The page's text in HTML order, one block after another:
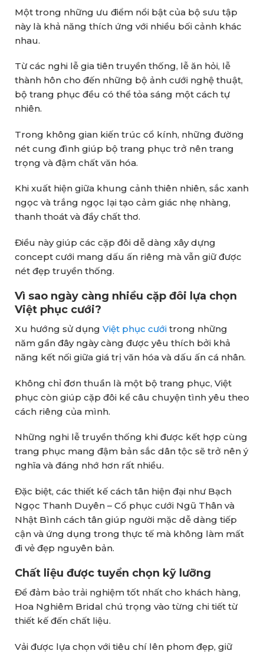
Một trong những ưu điểm nổi bật của bộ sưu tập
này là khả năng thích ứng với nhiều bối cảnh khác
nhau.
Từ các nghi lễ gia tiên truyền thống, lễ ăn hỏi, lễ
thành hôn cho đến những bộ ảnh cưới nghệ thuật,
bộ trang phục đều có thể tỏa sáng một cách tự
nhiên.
Trong không gian kiến trúc cổ kính, những đường
nét cung đình giúp bộ trang phục trở nên trang
trọng và đậm chất văn hóa.
Khi xuất hiện giữa khung cảnh thiên nhiên, sắc xanh
ngọc và trắng ngọc lại tạo cảm giác nhẹ nhàng,
thanh thoát và đầy chất thơ.
Điều này giúp các cặp đôi dễ dàng xây dựng
concept cưới mang dấu ấn riêng mà vẫn giữ được
nét đẹp truyền thống.
Vì sao ngày càng nhiều cặp đôi lựa chọn
Việt phục cưới?
Xu hướng sử dụng Việt phục cưới trong những
năm gần đây ngày càng được yêu thích bởi khả
năng kết nối giữa giá trị văn hóa và dấu ấn cá nhân.
Không chỉ đơn thuần là một bộ trang phục, Việt
phục còn giúp cặp đôi kể câu chuyện tình yêu theo
cách riêng của mình.
Những nghi lễ truyền thống khi được kết hợp cùng
trang phục mang đậm bản sắc dân tộc sẽ trở nên ý
nghĩa và đáng nhớ hơn rất nhiều.
Đặc biệt, các thiết kế cách tân hiện đại như Bạch
Ngọc Thanh Duyên – Cổ phục cưới Ngũ Thân và
Nhật Bình cách tân giúp người mặc dễ dàng tiếp
cận và ứng dụng trong thực tế mà không làm mất
đi vẻ đẹp nguyên bản.
Chất liệu được tuyển chọn kỹ lưỡng
Để đảm bảo trải nghiệm tốt nhất cho khách hàng,
Hoa Nghiêm Bridal chú trọng vào từng chi tiết từ
thiết kế đến chất liệu.
Vải được lựa chọn với tiêu chí lên phom đẹp, giữ